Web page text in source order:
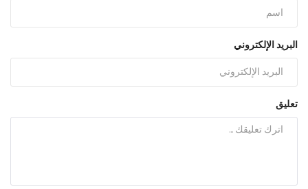
البريد الإلكتروني
تعليق